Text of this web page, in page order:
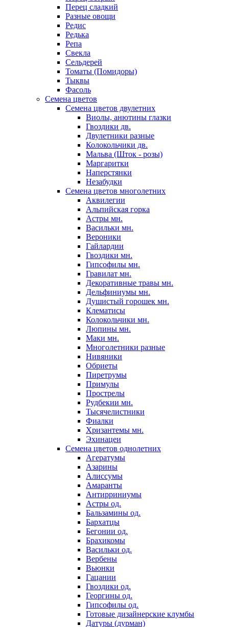
Перец сладкий
Разные овощи
Редис
Редька
Репа
Свекла
Сельдерей
Томаты (Помидоры)
Тыквы
Фасоль
Семена цветов
Семена цветов двулетних
Виолы, анютины глазки
Гвоздики дв.
Двулетники разные
Колокольчики дв.
Мальва (Шток - розы)
Маргаритки
Наперстянки
Незабудки
Семена цветов многолетних
Аквилегии
Альпийская горка
Астры мн.
Васильки мн.
Вероники
Гайлардии
Гвоздики мн.
Гипсофилы мн.
Гравилат мн.
Декоративные травы мн.
Дельфиниумы мн.
Душистый горошек мн.
Клематисы
Колокольчики мн.
Люпины мн.
Маки мн.
Многолетники разные
Нивяники
Обриеты
Пиретрумы
Примулы
Прострелы
Рудбекии мн.
Тысячелистники
Фиалки
Хризантемы мн.
Эхинацеи
Семена цветов однолетних
Агератумы
Азарины
Алиссумы
Амаранты
Антирриниумы
Астры од.
Бальзамины од.
Бархатцы
Бегонии од.
Брахикомы
Васильки од.
Вербены
Вьюнки
Гацании
Гвоздики од.
Георгины од.
Гипсофилы од.
Готовые дизайнерские клумбы
Датуры (дурман)